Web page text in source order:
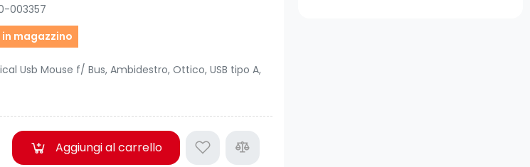
003357
magazzino
Usb Mouse f/ Bus, Ambidestro, Ottico, USB tipo A,
Aggiungi al carrello